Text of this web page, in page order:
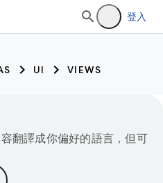
登入
UI VIEWS
翻譯成你偏好的語言，但可